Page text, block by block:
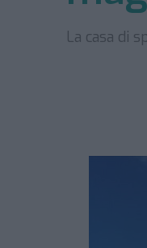
La casa di